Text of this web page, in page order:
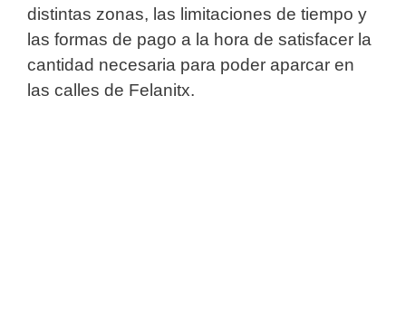
distintas zonas, las limitaciones de tiempo y
las formas de pago a la hora de satisfacer la
cantidad necesaria para poder aparcar en
las calles de Felanitx.